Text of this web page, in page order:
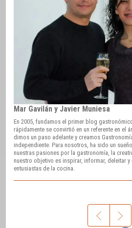
Mar Gavilán y Javier Muniesa
En 2005, fundamos el primer blog
rápidamente se convirtió en un referente en el
dimos un paso adelante y creamos
independiente. Para nosotros, ha sido un
nuestras pasiones por la gastronomía, la
nuestro objetivo es inspirar, informar, deleitar
entusiastas de la cocina.